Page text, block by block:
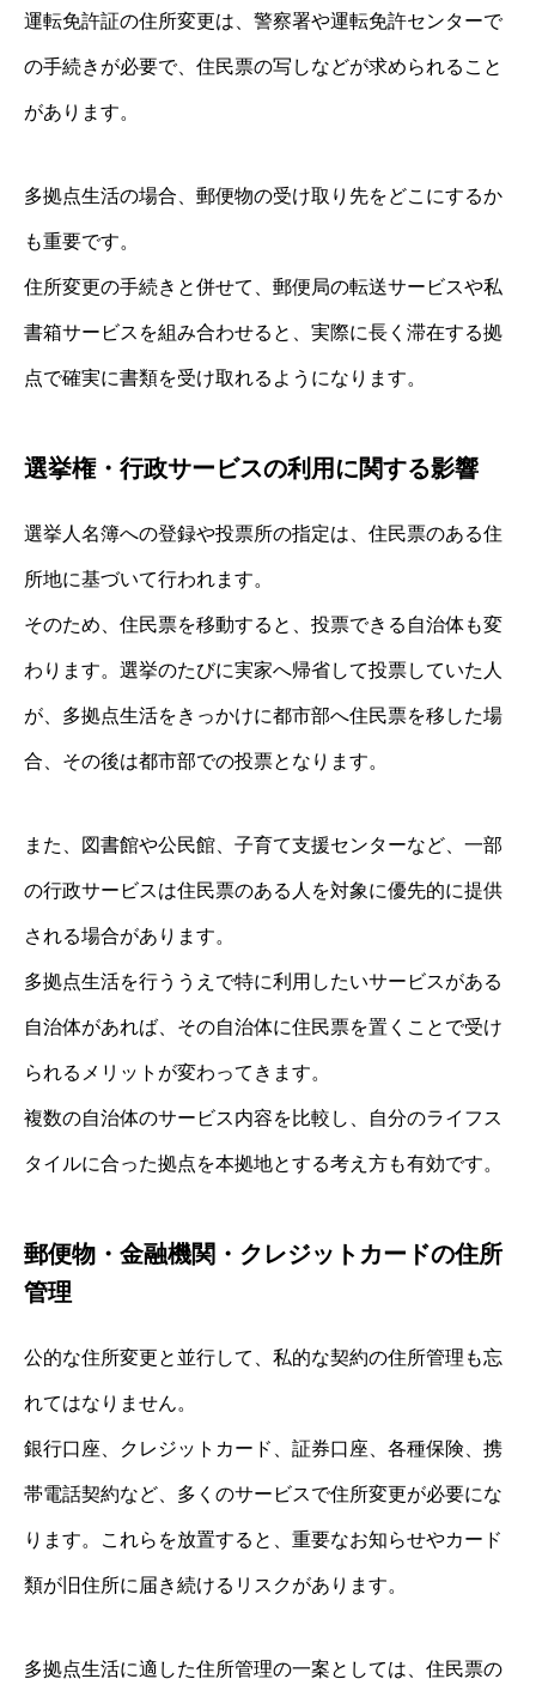
運転免許証の住所変更は、警察署や運転免許センターで
の手続きが必要で、住民票の写しなどが求められること
があります。
多拠点生活の場合、郵便物の受け取り先をどこにするか
も重要です。
住所変更の手続きと併せて、郵便局の転送サービスや私
書箱サービスを組み合わせると、実際に長く滞在する拠
点で確実に書類を受け取れるようになります。
選挙権・行政サービスの利用に関する影響
選挙人名簿への登録や投票所の指定は、住民票のある住
所地に基づいて行われます。
そのため、住民票を移動すると、投票できる自治体も変
わります。選挙のたびに実家へ帰省して投票していた人
が、多拠点生活をきっかけに都市部へ住民票を移した場
合、その後は都市部での投票となります。
また、図書館や公民館、子育て支援センターなど、一部
の行政サービスは住民票のある人を対象に優先的に提供
される場合があります。
多拠点生活を行ううえで特に利用したいサービスがある
自治体があれば、その自治体に住民票を置くことで受け
られるメリットが変わってきます。
複数の自治体のサービス内容を比較し、自分のライフス
タイルに合った拠点を本拠地とする考え方も有効です。
郵便物・金融機関・クレジットカードの住所
管理
公的な住所変更と並行して、私的な契約の住所管理も忘
れてはなりません。
銀行口座、クレジットカード、証券口座、各種保険、携
帯電話契約など、多くのサービスで住所変更が必要にな
ります。これらを放置すると、重要なお知らせやカード
類が旧住所に届き続けるリスクがあります。
多拠点生活に適した住所管理の一案としては、住民票の